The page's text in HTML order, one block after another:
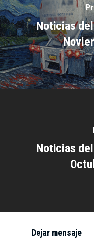
Noticias
Noticias
Dejar mensaje